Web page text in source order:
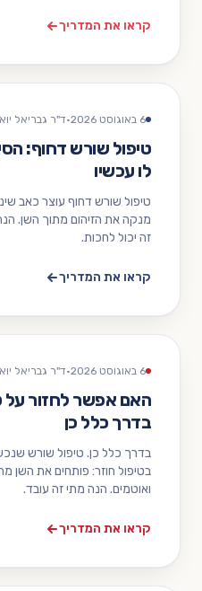
קראו את המדריך
6 באוגוסט 2026 ·ד"ר גבריאל
טיפול שורש דחוף:
לו עכשיו
טיפול שורש דחוף עוצר כאב
מנקה את הזיהום מתוך השן.
זה יכול לחכות.
קראו את המדריך
6 באוגוסט 2026 ·ד"ר גבריאל
האם אפשר לחזור על
בדרך כלל כן
בדרך כלל כן. טיפול שורש
בטיפול חוזר: פותחים את השן
ואוטמים. הנה מתי זה עובד.
קראו את המדריך